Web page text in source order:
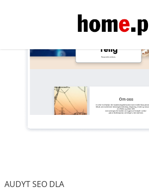
AUDYT SEO DLA